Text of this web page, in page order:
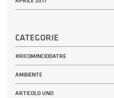
CATEGORIE
#RICOMINCIODATRE
AMBIENTE
ARTICOLO UNO